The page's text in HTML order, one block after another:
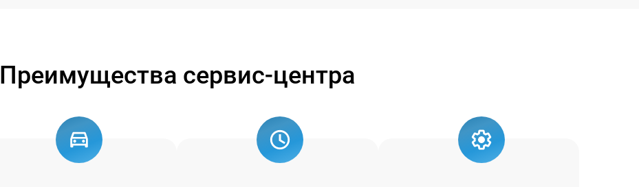
Преимущества сервис-центра